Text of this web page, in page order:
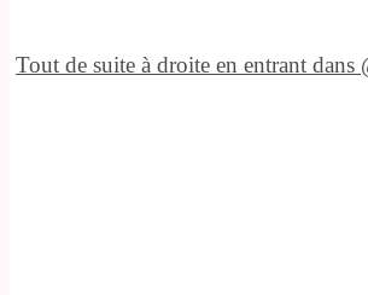
Tout de suite à droite en entrant dans